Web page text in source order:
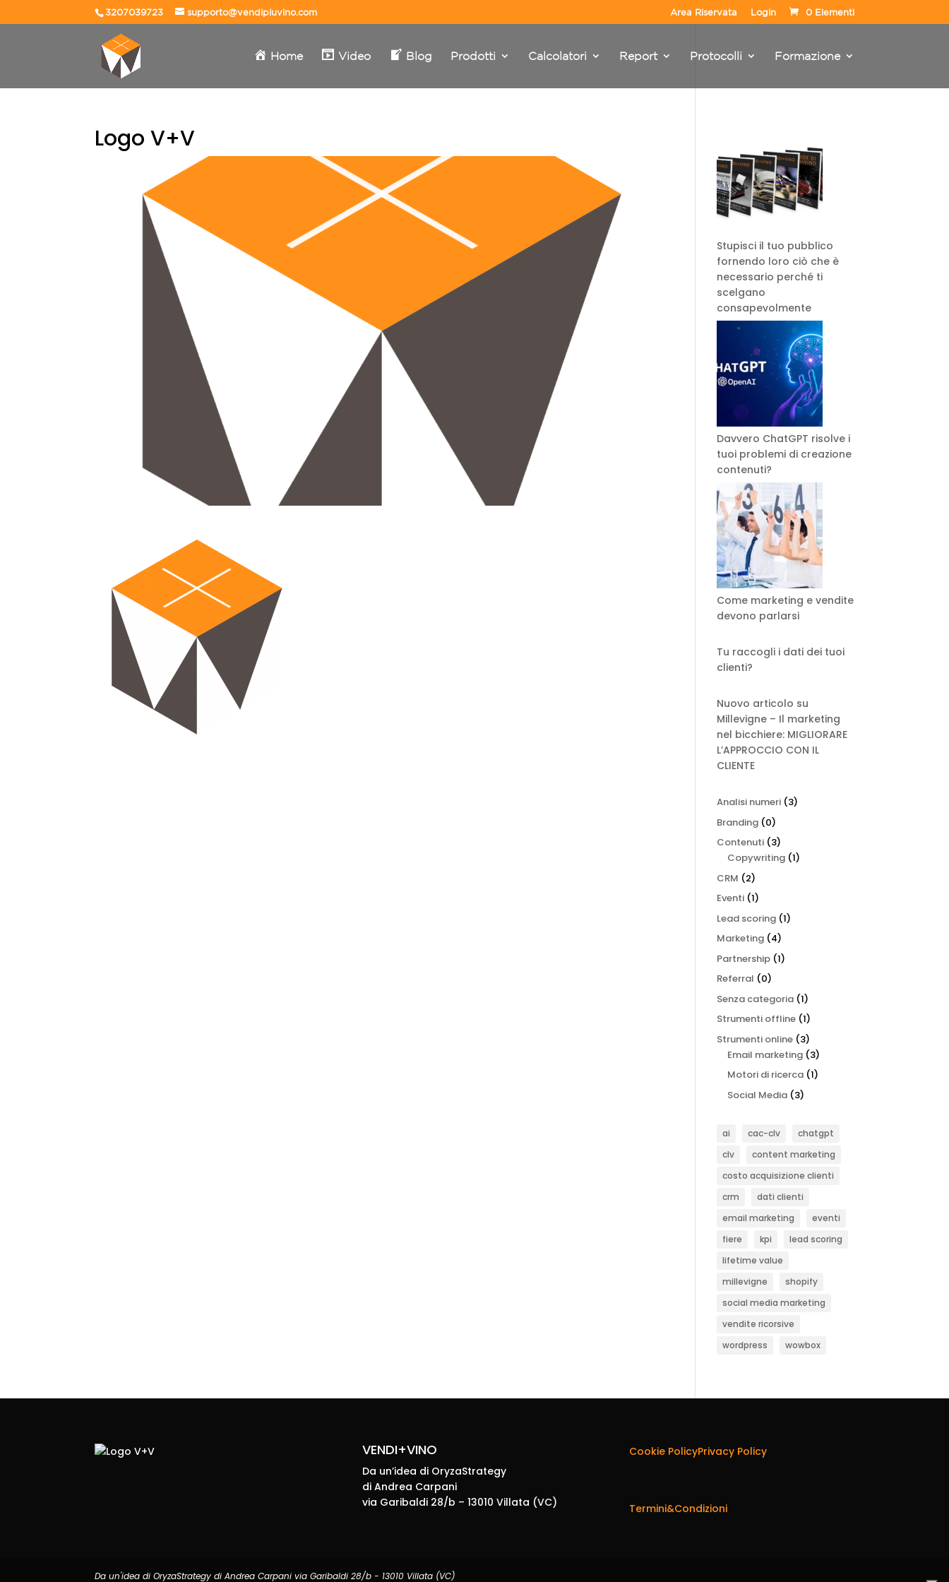
3207039723 supporto@vendipiuvino.com Area Riservata Login 0 Elementi
Home Video Blog Prodotti Calcolatori Report Protocolli Formazione
Logo V+V
Stupisci il tuo pubblico
fornendo loro ciò che è
necessario perché ti
scelgano
consapevolmente
Davvero ChatGPT risolve i
tuoi problemi di creazione
contenuti?
Come marketing e vendite
devono parlarsi
Tu raccogli i dati dei tuoi
clienti?
Nuovo articolo su
Millevigne – Il marketing
nel bicchiere: MIGLIORARE
L’APPROCCIO CON IL
CLIENTE
Analisi numeri (3)
Branding (0)
Contenuti (3)
Copywriting (1)
CRM (2)
Eventi (1)
Lead scoring (1)
Marketing (4)
Partnership (1)
Referral (0)
Senza categoria (1)
Strumenti offline (1)
Strumenti online (3)
Email marketing (3)
Motori di ricerca (1)
Social Media (3)
ai cac-clv
chatgpt
clv
content marketing
costo acquisizione clienti
crm
dati clienti
email marketing
eventi
fiere
kpi
lead scoring
lifetime value
millevigne
shopify
social media marketing
vendite ricorsive
wordpress
wowbox
VENDI+VINO
Da un’idea di OryzaStrategy
di Andrea Carpani
via Garibaldi 28/b – 13010 Villata (VC)
Cookie PolicyPrivacy Policy
Termini&Condizioni
Da un'idea di OryzaStrategy di Andrea Carpani via Garibaldi 28/b - 13010 Villata (VC)